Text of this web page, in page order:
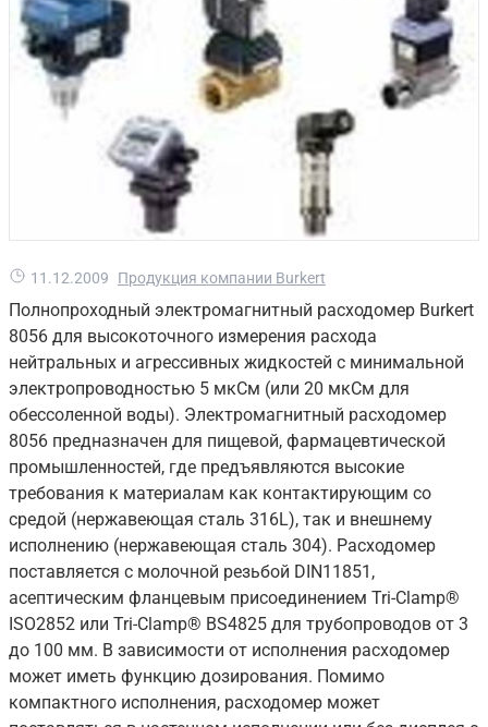
11.12.2009 Продукция компании Burkert
Полнопроходный электромагнитный расходомер Burkert
8056 для высокоточного измерения расхода
нейтральных и агрессивных жидкостей с минимальной
электропроводностью 5 мкСм (или 20 мкСм для
обессоленной воды). Электромагнитный расходомер
8056 предназначен для пищевой, фармацевтической
промышленностей, где предъявляются высокие
требования к материалам как контактирующим со
средой (нержавеющая сталь 316L), так и внешнему
исполнению (нержавеющая сталь 304). Расходомер
поставляется с молочной резьбой DIN11851,
асептическим фланцевым присоединением Tri-Clamp®
ISO2852 или Tri-Clamp® BS4825 для трубопроводов от 3
до 100 мм. В зависимости от исполнения расходомер
может иметь функцию дозирования. Помимо
компактного исполнения, расходомер может